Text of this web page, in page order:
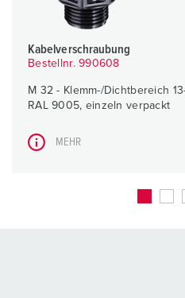
Kabelverschraubung
Bestellnr. 990608
M 32 - Klemm-/Dichtbereich
RAL 9005, einzeln verpackt
MEHR